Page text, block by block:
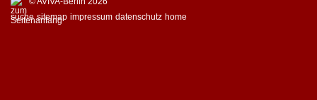
suche sitemap impressum datenschutz home